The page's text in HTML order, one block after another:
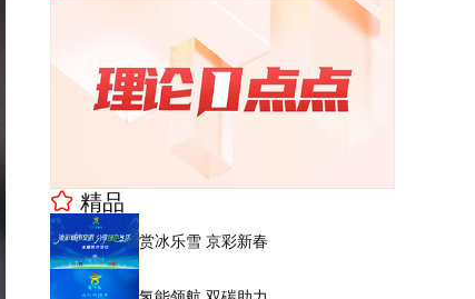
精品
赏冰乐雪 京彩新春